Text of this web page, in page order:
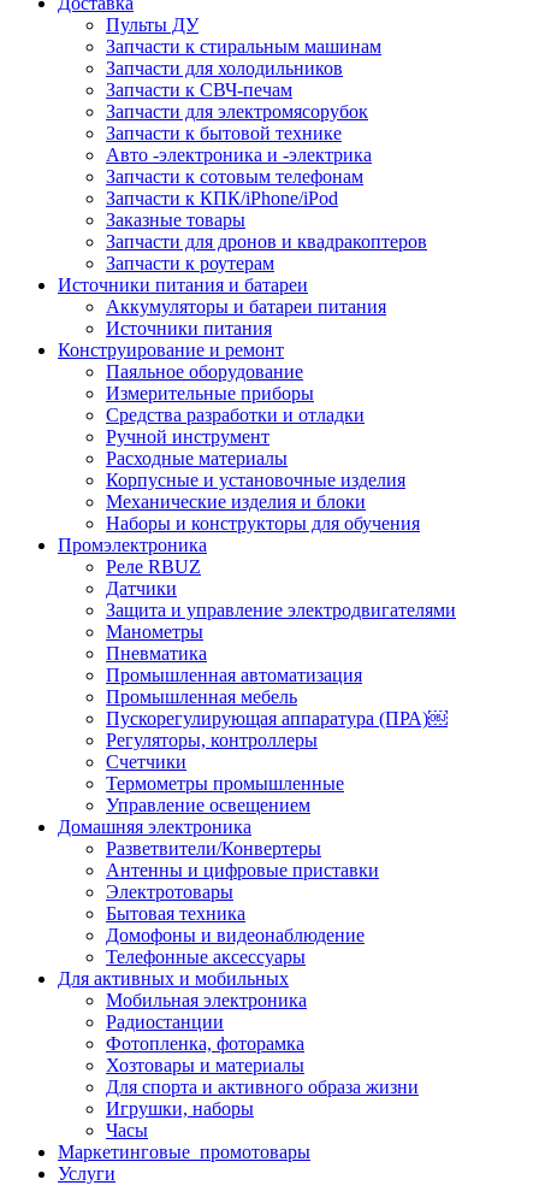
Пульты ДУ
Запчасти к стиральным машинам
Запчасти для холодильников
Запчасти к СВЧ-печам
Запчасти для электромясорубок
Запчасти к бытовой технике
Авто -электроника и -электрика
Запчасти к сотовым телефонам
Запчасти к КПК/iPhone/iPod
Заказные товары
Запчасти для дронов и квадракоптеров
Запчасти к роутерам
Источники питания и батареи
Аккумуляторы и батареи питания
Источники питания
Конструирование и ремонт
Паяльное оборудование
Измерительные приборы
Средства разработки и отладки
Ручной инструмент
Расходные материалы
Корпусные и установочные изделия
Механические изделия и блоки
Наборы и конструкторы для обучения
Промэлектроника
Реле RBUZ
Датчики
Защита и управление электродвигателями
Манометры
Пневматика
Промышленная автоматизация
Промышленная мебель
Пускорегулирующая аппаратура (ПРА)￼
Регуляторы, контроллеры
Счетчики
Термометры промышленные
Управление освещением
Домашняя электроника
Разветвители/Конвертеры
Антенны и цифровые приставки
Электротовары
Бытовая техника
Домофоны и видеонаблюдение
Телефонные аксессуары
Для активных и мобильных
Мобильная электроника
Радиостанции
Фотопленка, фоторамка
Хозтовары и материалы
Для спорта и активного образа жизни
Игрушки, наборы
Часы
Маркетинговые_промотовары
Услуги